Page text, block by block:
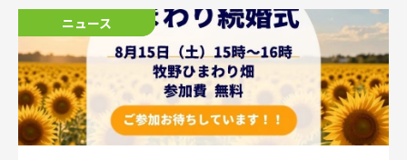
ニュース
ニュース